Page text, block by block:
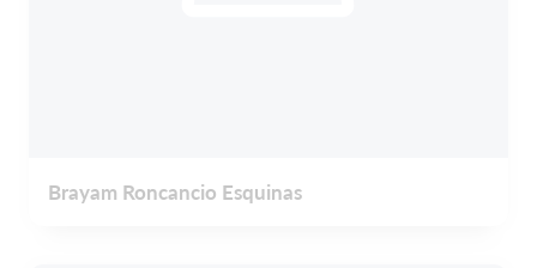
Brayam Roncancio Esquinas